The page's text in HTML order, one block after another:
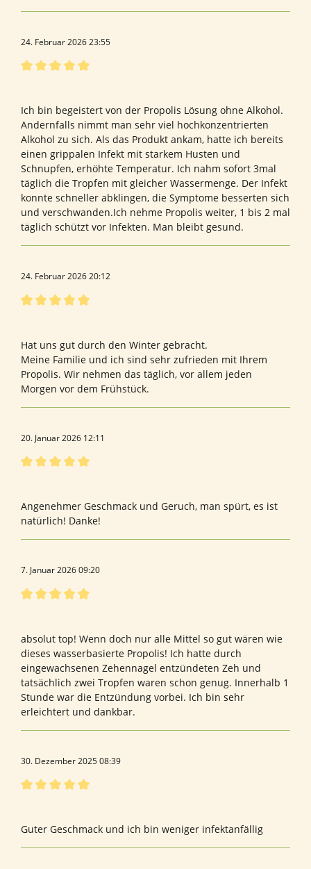
24. Februar 2026 23:55
Ich bin begeistert von der Propolis Lösung ohne Alkohol.
Andernfalls nimmt man sehr viel hochkonzentrierten
Alkohol zu sich. Als das Produkt ankam, hatte ich bereits
einen grippalen Infekt mit starkem Husten und
Schnupfen, erhöhte Temperatur. Ich nahm sofort 3mal
täglich die Tropfen mit gleicher Wassermenge. Der Infekt
konnte schneller abklingen, die Symptome besserten sich
und verschwanden.Ich nehme Propolis weiter, 1 bis 2 mal
täglich schützt vor Infekten. Man bleibt gesund.
24. Februar 2026 20:12
Hat uns gut durch den Winter gebracht.
Meine Familie und ich sind sehr zufrieden mit Ihrem
Propolis. Wir nehmen das täglich, vor allem jeden
Morgen vor dem Frühstück.
20. Januar 2026 12:11
Angenehmer Geschmack und Geruch, man spürt, es ist
natürlich! Danke!
7. Januar 2026 09:20
absolut top! Wenn doch nur alle Mittel so gut wären wie
dieses wasserbasierte Propolis! Ich hatte durch
eingewachsenen Zehennagel entzündeten Zeh und
tatsächlich zwei Tropfen waren schon genug. Innerhalb 1
Stunde war die Entzündung vorbei. Ich bin sehr
erleichtert und dankbar.
30. Dezember 2025 08:39
Guter Geschmack und ich bin weniger infektanfällig